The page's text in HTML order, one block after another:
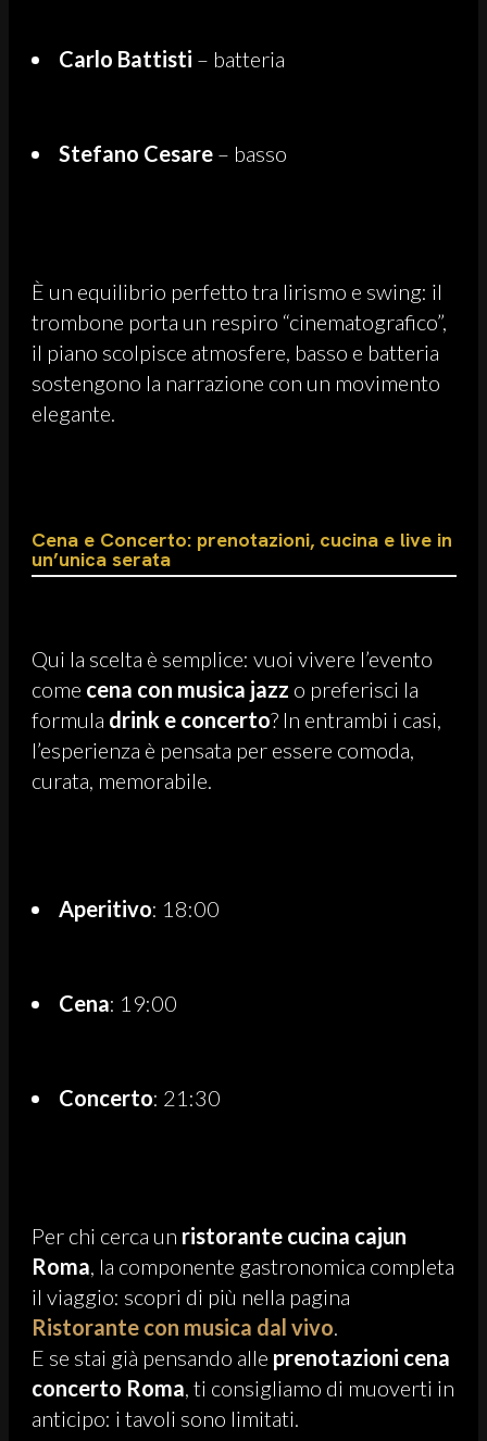
Carlo Battisti – batteria
Stefano Cesare – basso
È un equilibrio perfetto tra lirismo e swing: il
trombone porta un respiro “cinematografico”,
il piano scolpisce atmosfere, basso e batteria
sostengono la narrazione con un movimento
elegante.
Cena e Concerto: prenotazioni, cucina e live in
un’unica serata
Qui la scelta è semplice: vuoi vivere l’evento
come cena con musica jazz o preferisci la
formula drink e concerto? In entrambi i casi,
l’esperienza è pensata per essere comoda,
curata, memorabile.
Aperitivo: 18:00
Cena: 19:00
Concerto: 21:30
Per chi cerca un ristorante cucina cajun
Roma , la componente gastronomica completa
il viaggio: scopri di più nella pagina
Ristorante con musica dal vivo
E se stai già pensando alle prenotazioni cena
concerto Roma , ti consigliamo di muoverti in
anticipo: i tavoli sono limitati.